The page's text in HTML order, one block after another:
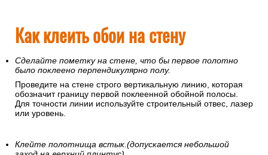
Как клеить обои на стену
Сделайте пометку на стене, что бы первое полотно
было поклеено перпендикулярно полу.
Проведите на стене строго вертикальную линию, которая
обозначит границу первой поклеенной обойной полосы.
Для точности линии используйте строительный отвес, лазер
или уровень.
Клейте полотнища встык.(допускается небольшой